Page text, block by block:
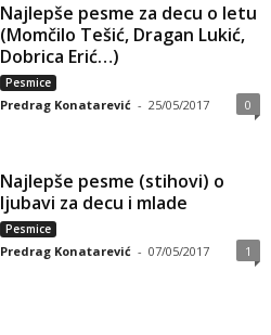
Najlepše pesme za decu o letu
(Momčilo Tešić, Dragan Lukić,
Dobrica Erić…)
Pesmice
Predrag Konatarević - 25/05/2017 0
Najlepše pesme (stihovi) o
ljubavi za decu i mlade
Pesmice
Predrag Konatarević - 07/05/2017 1